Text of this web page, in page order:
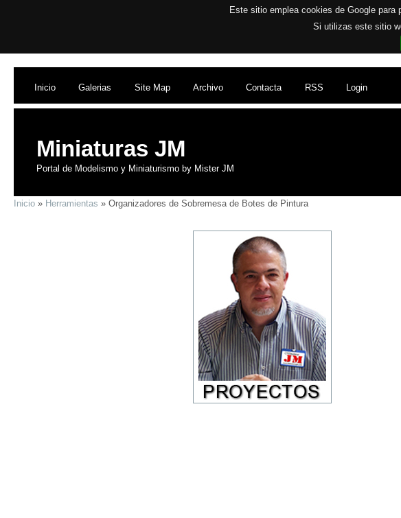
Este sitio emplea cookies de Google
Si utilizas este sitio
Inicio Galerias Site Map Archivo Contacta RSS Login
Miniaturas JM
Portal de Modelismo y Miniaturismo by Mister JM
Inicio » Herramientas » Organizadores de Sobremesa de Botes de Pintura